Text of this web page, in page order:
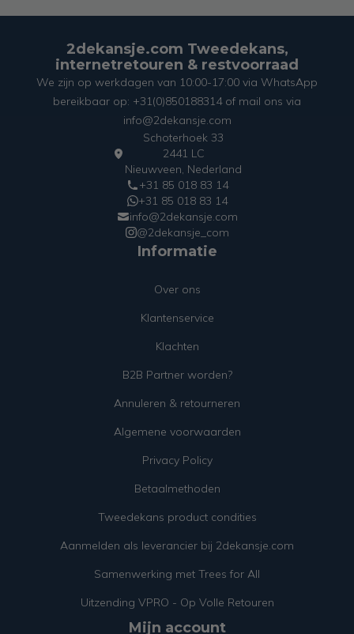
2dekansje.com Tweedekans,
internetretouren & restvoorraad
We zijn op werkdagen van 10:00-17:00 via WhatsApp
bereikbaar op: +31(0)850188314 of mail ons via
info@2dekansje.com
Schoterhoek 33
2441 LC
Nieuwveen, Nederland
+31 85 018 83 14
+31 85 018 83 14
info@2dekansje.com
@2dekansje_com
Informatie
Over ons
Klantenservice
Klachten
B2B Partner worden?
Annuleren & retourneren
Algemene voorwaarden
Privacy Policy
Betaalmethoden
Tweedekans product condities
Aanmelden als leverancier bij 2dekansje.com
Samenwerking met Trees for All
Uitzending VPRO - Op Volle Retouren
Mijn account